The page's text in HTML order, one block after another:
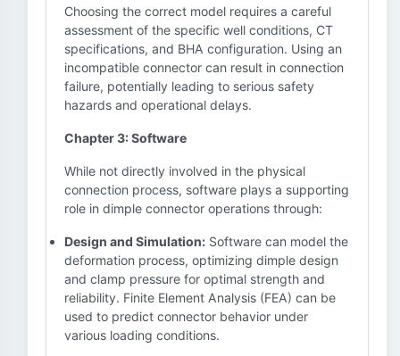
Choosing the correct model requires a careful
assessment of the specific well conditions, CT
specifications, and BHA configuration. Using an
incompatible connector can result in connection
failure, potentially leading to serious safety
hazards and operational delays.
Chapter 3: Software
While not directly involved in the physical
connection process, software plays a supporting
role in dimple connector operations through:
Design and Simulation: Software can model the
deformation process, optimizing dimple design
and clamp pressure for optimal strength and
reliability. Finite Element Analysis (FEA) can be
used to predict connector behavior under
various loading conditions.